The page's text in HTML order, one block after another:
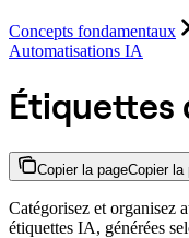
Concepts fondamentaux
Automatisations IA
Étiquettes
Copier la pageCopier la
Catégorisez et organisez
étiquettes IA, générées